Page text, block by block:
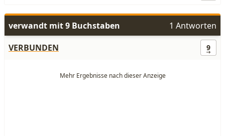
verwandt mit 9 Buchstaben
1 Antworten
VERBUNDEN
9